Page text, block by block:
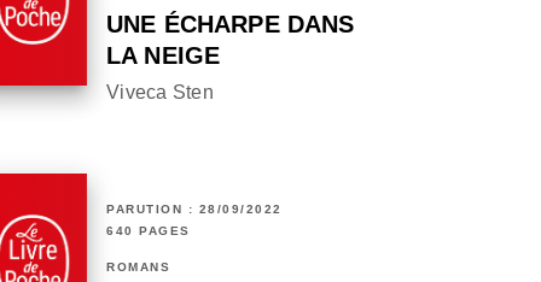
UNE ÉCHARPE DANS
LA NEIGE
Viveca Sten
PARUTION : 28/09/2022
640 PAGES
ROMANS